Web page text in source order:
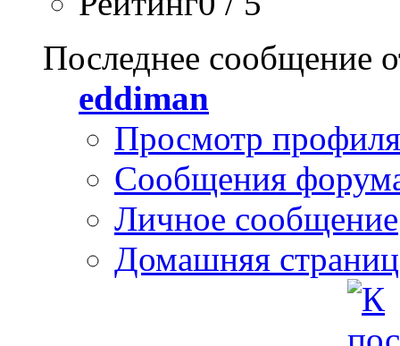
Последнее сообщение
eddiman
Просмотр профиля
Сообщения
Личное сообщение
Домашняя